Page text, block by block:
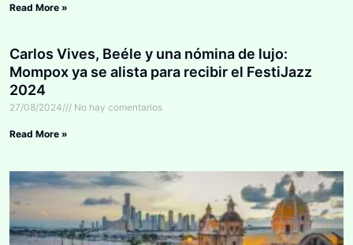
Read More »
Carlos Vives, Beéle y una nómina de lujo:
Mompox ya se alista para recibir el FestiJazz
2024
27/08/2024 No hay comentarios
Read More »